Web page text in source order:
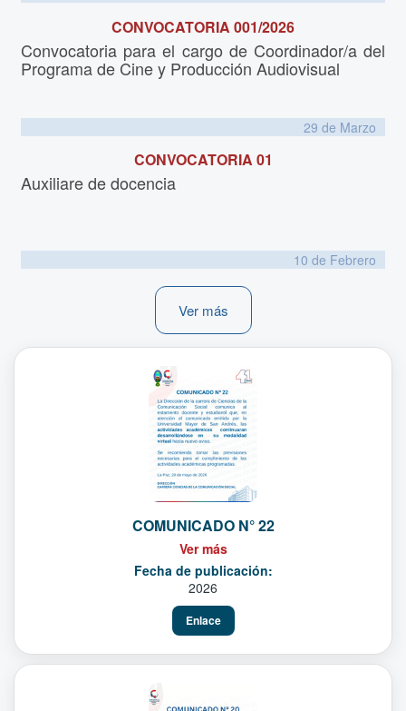
CONVOCATORIA 001/2026
Convocatoria para el cargo de Coordinador/a del
Programa de Cine y Producción Audiovisual
29 de Marzo
CONVOCATORIA 01
Auxiliare de docencia
10 de Febrero
Ver más
COMUNICADO N° 22
Ver más
Fecha de publicación:
2026
Enlace